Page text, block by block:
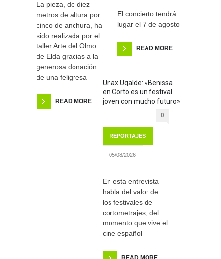
La pieza, de diez
metros de altura por
cinco de anchura, ha
sido realizada por el
taller Arte del Olmo
de Elda gracias a la
generosa donación
de una feligresa
READ MORE
El concierto tendrá
lugar el 7 de agosto
READ MORE
Unax Ugalde: «Benissa
en Corto es un festival
joven con mucho futuro»
0
REPORTAJES
05/08/2026
En esta entrevista
habla del valor de
los festivales de
cortometrajes, del
momento que vive el
cine español